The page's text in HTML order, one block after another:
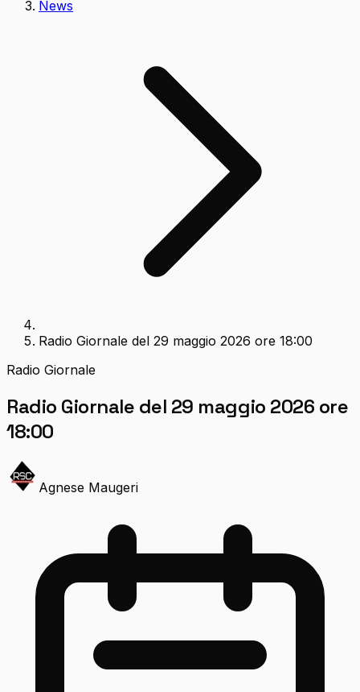
News
Radio Giornale del 29 maggio 2026 ore 18:00
Radio Giornale
Radio Giornale del 29 maggio 2026 ore
18:00
Agnese Maugeri